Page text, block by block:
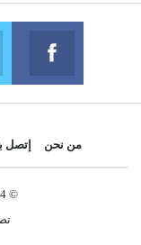
من نحن إتصل
© 2024 - جميع الحقوق محفوظة.